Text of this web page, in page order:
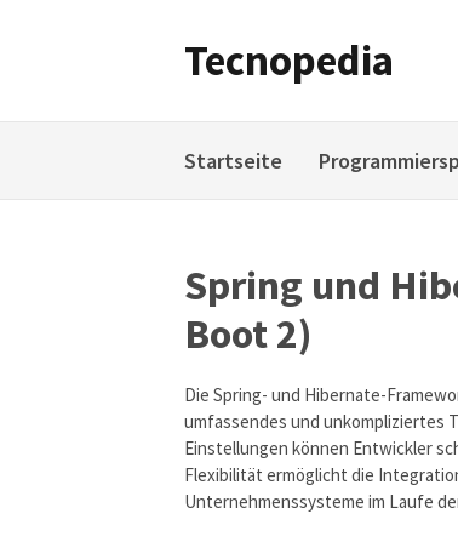
Tecnopedia
Startseite
Spring und
Boot 2)
Die Spring- und Hibernate-
umfassendes und unkompliziertes
Einstellungen können Entwickler
Flexibilität ermöglicht die
Unternehmenssysteme im Laufe